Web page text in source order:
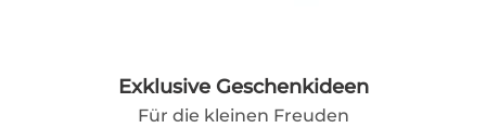
Exklusive Geschenkideen
Für die kleinen Freuden